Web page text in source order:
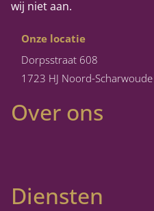
wij niet aan.
Onze locatie
Dorpsstraat 608
1723 HJ Noord-Scharwoude
Over ons
Diensten